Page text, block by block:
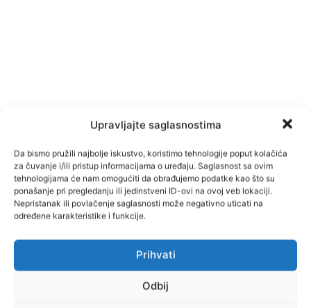
Upravljajte saglasnostima
Da bismo pružili najbolje iskustvo, koristimo tehnologije poput kolačića
za čuvanje i/ili pristup informacijama o uređaju. Saglasnost sa ovim
tehnologijama će nam omogućiti da obrađujemo podatke kao što su
ponašanje pri pregledanju ili jedinstveni ID-ovi na ovoj veb lokaciji.
Nepristanak ili povlačenje saglasnosti može negativno uticati na
određene karakteristike i funkcije.
Prihvati
Odbij
Facebook Pinterest